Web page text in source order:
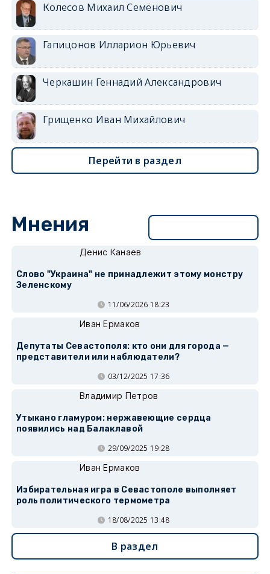
Колесов Михаил Семёнович
Гапицонов Илларион Юрьевич
Черкашин Геннадий Александрович
Грищенко Иван Михайлович
Перейти в раздел
Мнения
Денис Канаев
Слово "Украина" не принадлежит этому монстру
Зеленскому
11/06/2026 18:23
Иван Ермаков
Депутаты Севастополя: кто они для города —
представители или наблюдатели?
03/12/2025 17:36
Владимир Петров
Утыкано гламуром: нержавеющие сердца
появились над Балаклавой
29/09/2025 19:28
Иван Ермаков
Избирательная игра в Севастополе выполняет
роль политического термометра
18/08/2025 13:48
В раздел